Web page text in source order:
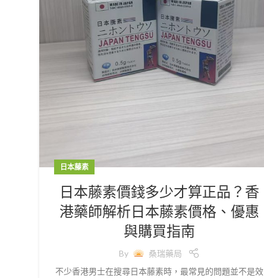
日本藤素
日本藤素價錢多少才算正品？香
港藥師解析日本藤素價格、優惠
與購買指南
By
桑瑞藥局
不少香港男士在搜尋日本藤素時，最常見的問題並不是效